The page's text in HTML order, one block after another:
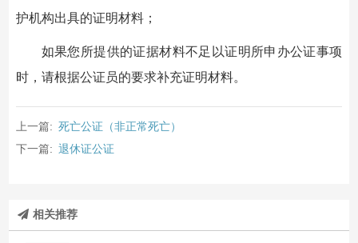
护机构出具的证明材料；
如果您所提供的证据材料不足以证明所申办公证事项
时，请根据公证员的要求补充证明材料。
上一篇: 死亡公证（非正常死亡）
下一篇: 退休证公证
相关推荐